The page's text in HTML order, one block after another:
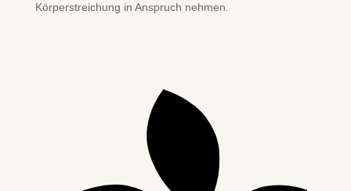
Körperstreichung in Anspruch nehmen.